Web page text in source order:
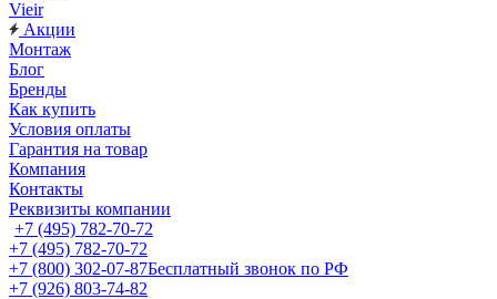
Vieir
Акции
Монтаж
Блог
Бренды
Как купить
Условия оплаты
Гарантия на товар
Компания
Контакты
Реквизиты компании
+7 (495) 782-70-72
+7 (495) 782-70-72
+7 (800) 302-07-87Бесплатный звонок по РФ
+7 (926) 803-74-82